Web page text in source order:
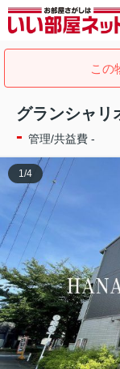
この
グランシャリ
- 管理/共益費 -
1/4